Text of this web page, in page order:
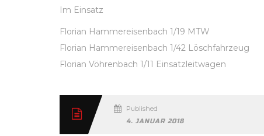
Im Einsatz
Florian Hammereisenbach 1/19 MTW
Florian Hammereisenbach 1/42 Löschfahrzeug
Florian Vöhrenbach 1/11 Einsatzleitwagen
Published
4. JANUAR 2018